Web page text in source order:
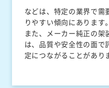
などは、特定の業界で需
りやすい傾向にあります。
また、メーカー純正の
は、品質や安全性の面で
定につながることがあり